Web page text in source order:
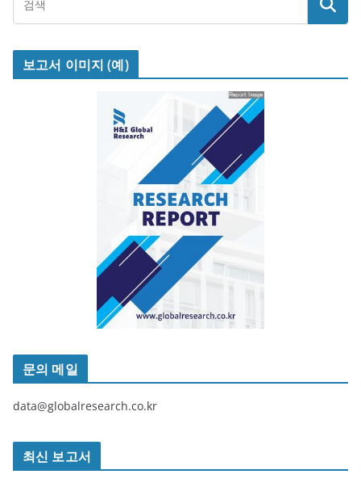
보고서 이미지 (예)
문의 메일
data@globalresearch.co.kr
최신 보고서